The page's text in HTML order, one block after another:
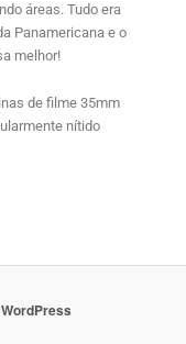
áreas. Tudo era
Panamericana e o
melhor!
de filme 35mm
nítido